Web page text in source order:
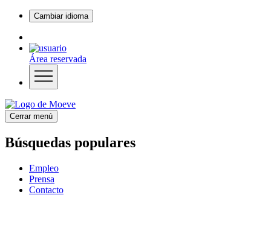
Cambiar idioma
Área reservada
Cerrar menú
Búsquedas populares
Empleo
Prensa
Contacto